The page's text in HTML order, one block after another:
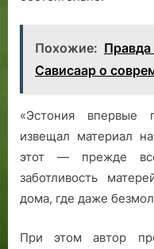
Похожие:
Сависаар о
«Эстония
извещал материал
этот — прежде
заботливость
дома, где даже
При этом автор